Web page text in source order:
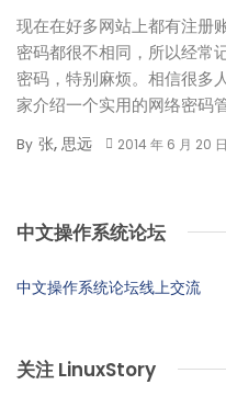
现在在好多网站上都有注册
密码都很不相同，所以经常
密码，特别麻烦。相信很多
家介绍一个实用的网络密码
By 张, 思远 2014 年 6 月 20 日
中文操作系统论坛
中文操作系统论坛线上交流
关注 LinuxStory